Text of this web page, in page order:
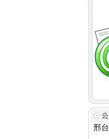
邢台